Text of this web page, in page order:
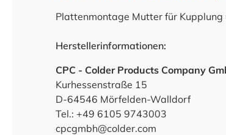
Plattenmontage Mutter für Kupplung
Herstellerinformationen:
CPC - Colder Products Company
Kurhessenstraße 15
D-64546 Mörfelden-Walldorf
Tel.: +49 6105 9743003
cpcgmbh@colder.com